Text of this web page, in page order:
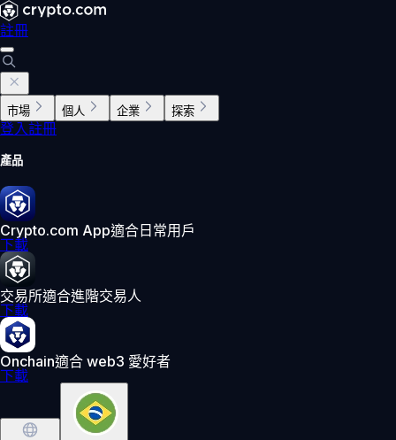
註冊
市場 個人 企業 探索
登入註冊
產品
Crypto.com App適合日常用戶
下載
交易所適合進階交易人
下載
Onchain適合 web3 愛好者
下載